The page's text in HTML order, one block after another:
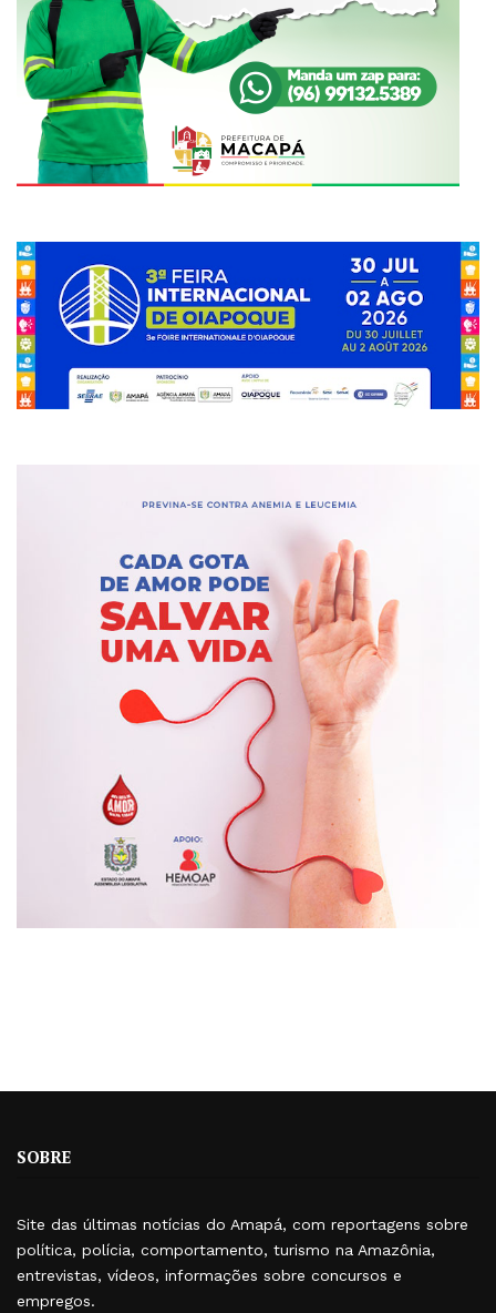
SOBRE
Site das últimas notícias do Amapá, com reportagens sobre
política, polícia, comportamento, turismo na Amazônia,
entrevistas, vídeos, informações sobre concursos e
empregos.